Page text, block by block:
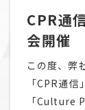
CPR通
会開催
この度、弊
「CPR通
「Culture